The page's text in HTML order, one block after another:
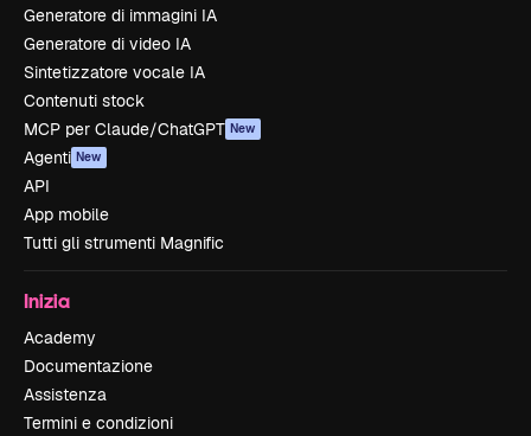
Generatore di immagini IA
Generatore di video IA
Sintetizzatore vocale IA
Contenuti stock
MCP per Claude/ChatGPT New
Agenti New
API
App mobile
Tutti gli strumenti Magnific
Inizia
Academy
Documentazione
Assistenza
Termini e condizioni